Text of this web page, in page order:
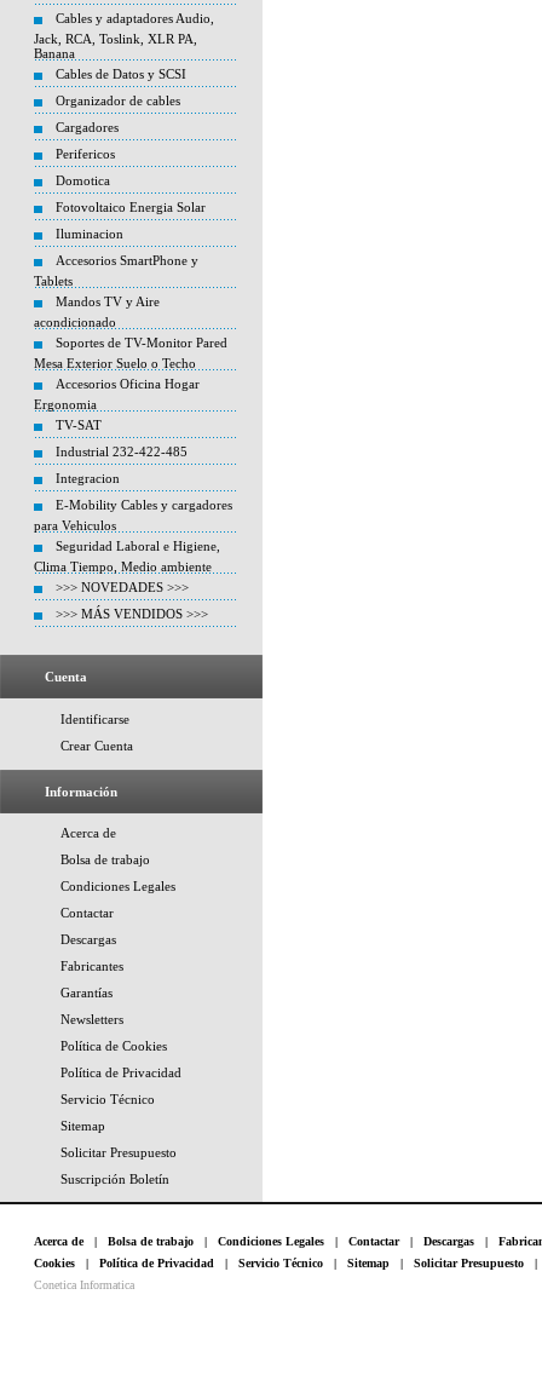
Cables y adaptadores Audio,
Jack, RCA, Toslink, XLR PA,
Banana
Cables de Datos y SCSI
Organizador de cables
Cargadores
Perifericos
Domotica
Fotovoltaico Energia Solar
Iluminacion
Accesorios SmartPhone y
Tablets
Mandos TV y Aire
acondicionado
Soportes de TV-Monitor Pared
Mesa Exterior Suelo o Techo
Accesorios Oficina Hogar
Ergonomia
TV-SAT
Industrial 232-422-485
Integracion
E-Mobility Cables y cargadores
para Vehiculos
Seguridad Laboral e Higiene,
Clima Tiempo, Medio ambiente
>>> NOVEDADES >>>
>>> MÁS VENDIDOS >>>
Cuenta
Identificarse
Crear Cuenta
Información
Acerca de
Bolsa de trabajo
Condiciones Legales
Contactar
Descargas
Fabricantes
Garantías
Newsletters
Política de Cookies
Política de Privacidad
Servicio Técnico
Sitemap
Solicitar Presupuesto
Suscripción Boletín
Acerca de| Bolsa de trabajo | Condiciones Legales | Contactar| Descargas |
Cookies | Política de Privacidad | Servicio Técnico | Sitemap | Solicitar Presupuesto
Conetica Informatica